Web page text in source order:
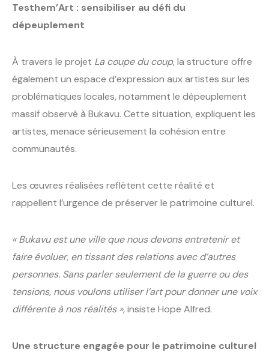
Testhem’Art : sensibiliser au défi du
dépeuplement
À travers le projet La coupe du coup, la structure offre
également un espace d’expression aux artistes sur les
problématiques locales, notamment le dépeuplement
massif observé à Bukavu. Cette situation, expliquent les
artistes, menace sérieusement la cohésion entre
communautés.
Les œuvres réalisées reflètent cette réalité et
rappellent l’urgence de préserver le patrimoine culturel.
« Bukavu est une ville que nous devons entretenir et
faire évoluer, en tissant des relations avec d’autres
personnes. Sans parler seulement de la guerre ou des
tensions, nous voulons utiliser l’art pour donner une voix
différente à nos réalités »,insiste Hope Alfred.
Une structure engagée pour le patrimoine culturel